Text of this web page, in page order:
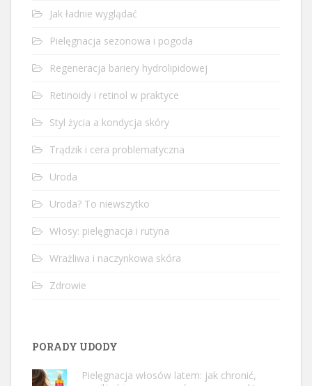
Jak ładnie wyglądać
Pielęgnacja sezonowa i pogoda
Regeneracja bariery hydrolipidowej
Retinoidy i retinol w praktyce
Styl życia a kondycja skóry
Trądzik i cera problematyczna
Uroda
Uroda? To niewszytko
Włosy: pielęgnacja i rutyna
Wrażliwa i naczynkowa skóra
Zdrowie
PORADY UDODY
Pielęgnacja włosów latem: jak chronić,